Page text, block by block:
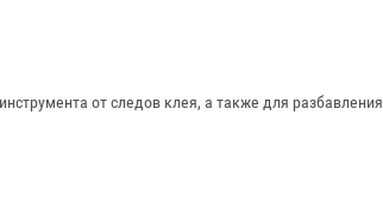
от следов клея, а также для разбавления